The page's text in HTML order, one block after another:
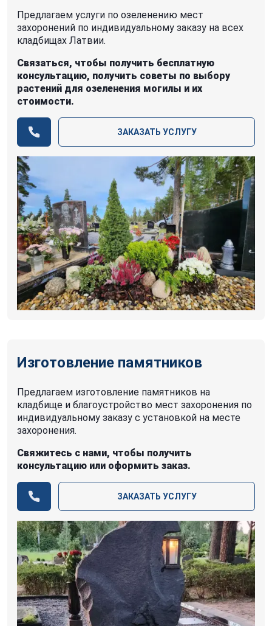
Предлагаем услуги по озеленению мест
захоронений по индивидуальному заказу на всех
кладбищах Латвии.
Связаться, чтобы получить бесплатную
консультацию, получить советы по выбору
растений для озеленения могилы и их
стоимости.
ЗАКАЗАТЬ УСЛУГУ
Изготовление памятников
Предлагаем изготовление памятников на
кладбище и благоустройство мест захоронения по
индивидуальному заказу с установкой на месте
захоронения.
Свяжитесь с нами, чтобы получить
консультацию или оформить заказ.
ЗАКАЗАТЬ УСЛУГУ